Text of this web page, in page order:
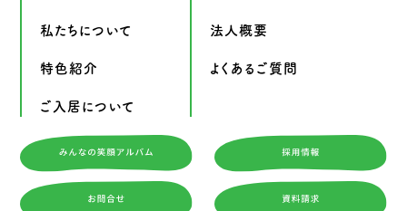
私たちについて
特色紹介
ご入居について
法人概要
よくあるご質問